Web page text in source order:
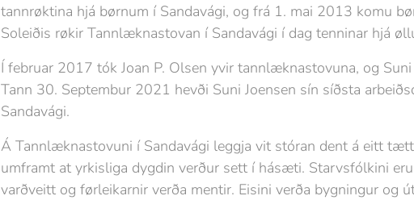
tannrøktina hjá børnum í Sandavági, og frá 1. mai 2013 komu
Soleiðis røkir Tannlæknastovan í Sandavági í dag tenninar hjá
Í februar 2017 tók Joan P. Olsen yvir tannlæknastovuna, og
Tann 30. Septembur 2021 hevði Suni Joensen sín síðsta
Sandavági.
Á Tannlæknastovuni í Sandavági leggja vit stóran dent á eitt
umframt at yrkisliga dygdin verður sett í hásæti. Starvsfólkini
varðveitt og førleikarnir verða mentir. Eisini verða bygningur og